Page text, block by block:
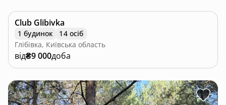
Club Glibivka
1 будинок
14 осіб
Глібівка, Київська область
від₴9 000доба